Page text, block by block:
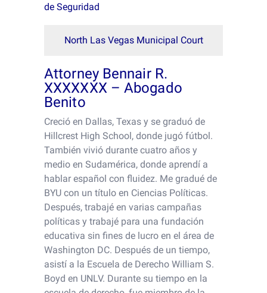
de Seguridad
North Las Vegas Municipal Court
Attorney Bennair R.
XXXXXXX – Abogado
Benito
Creció en Dallas, Texas y se graduó de
Hillcrest High School, donde jugó fútbol.
También vivió durante cuatro años y
medio en Sudamérica, donde aprendí a
hablar español con fluidez. Me gradué de
BYU con un título en Ciencias Políticas.
Después, trabajé en varias campañas
políticas y trabajé para una fundación
educativa sin fines de lucro en el área de
Washington DC. Después de un tiempo,
asistí a la Escuela de Derecho William S.
Boyd en UNLV. Durante su tiempo en la